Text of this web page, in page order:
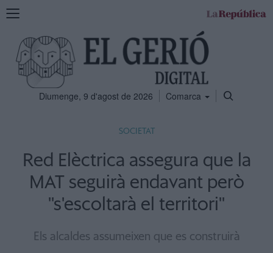
Mostra
navegació
Diumenge, 9 d'agost de 2026 Comarca
SOCIETAT
Red Elèctrica assegura que la
MAT seguirà endavant però
''s'escoltarà el territori''
Els alcaldes assumeixen que es construirà